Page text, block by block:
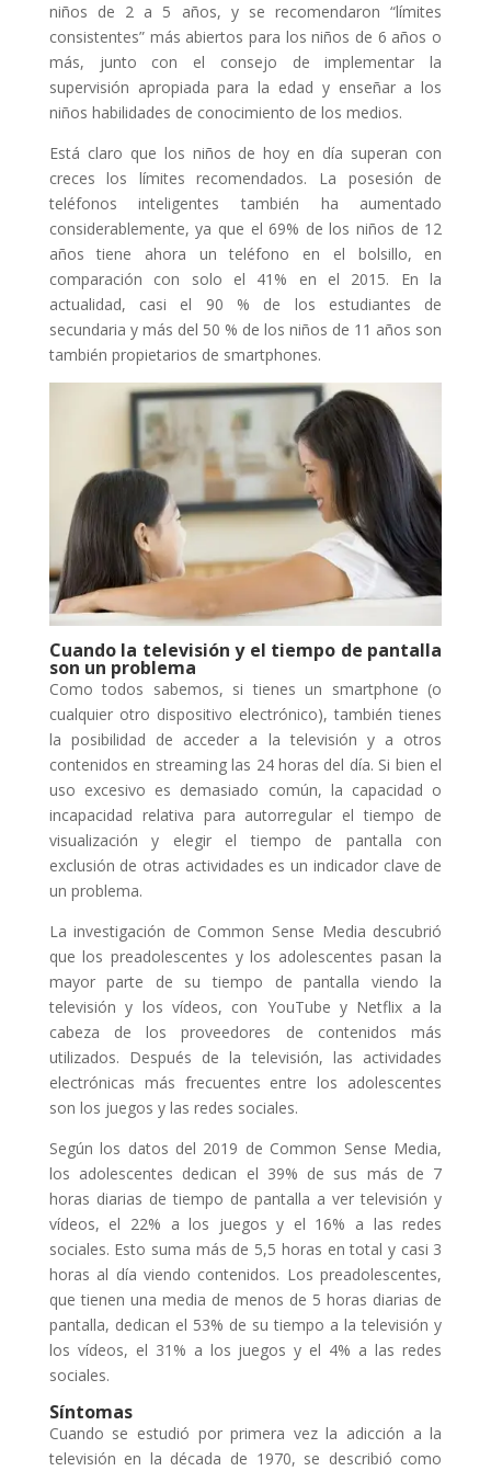
niños de 2 a 5 años, y se recomendaron “límites
consistentes” más abiertos para los niños de 6 años o
más, junto con el consejo de implementar la
supervisión apropiada para la edad y enseñar a los
niños habilidades de conocimiento de los medios.
Está claro que los niños de hoy en día superan con
creces los límites recomendados. La posesión de
teléfonos inteligentes también ha aumentado
considerablemente, ya que el 69% de los niños de 12
años tiene ahora un teléfono en el bolsillo, en
comparación con solo el 41% en el 2015. En la
actualidad, casi el 90 % de los estudiantes de
secundaria y más del 50 % de los niños de 11 años son
también propietarios de smartphones.
Cuando la televisión y el tiempo de pantalla
son un problema
Como todos sabemos, si tienes un smartphone (o
cualquier otro dispositivo electrónico), también tienes
la posibilidad de acceder a la televisión y a otros
contenidos en streaming las 24 horas del día. Si bien el
uso excesivo es demasiado común, la capacidad o
incapacidad relativa para autorregular el tiempo de
visualización y elegir el tiempo de pantalla con
exclusión de otras actividades es un indicador clave de
un problema.
La investigación de Common Sense Media descubrió
que los preadolescentes y los adolescentes pasan la
mayor parte de su tiempo de pantalla viendo la
televisión y los vídeos, con YouTube y Netflix a la
cabeza de los proveedores de contenidos más
utilizados. Después de la televisión, las actividades
electrónicas más frecuentes entre los adolescentes
son los juegos y las redes sociales.
Según los datos del 2019 de Common Sense Media,
los adolescentes dedican el 39% de sus más de 7
horas diarias de tiempo de pantalla a ver televisión y
vídeos, el 22% a los juegos y el 16% a las redes
sociales. Esto suma más de 5,5 horas en total y casi 3
horas al día viendo contenidos. Los preadolescentes,
que tienen una media de menos de 5 horas diarias de
pantalla, dedican el 53% de su tiempo a la televisión y
los vídeos, el 31% a los juegos y el 4% a las redes
sociales.
Síntomas
Cuando se estudió por primera vez la adicción a la
televisión en la década de 1970, se describió como